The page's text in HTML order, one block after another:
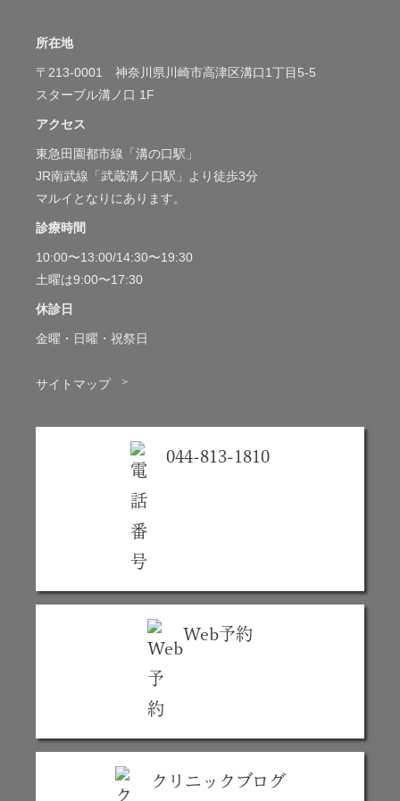
所在地
〒213-0001 神奈川県川崎市高津区溝口1丁目5-5
スターブル溝ノ口 1F
アクセス
東急田園都市線「溝の口駅」
JR南武線「武蔵溝ノ口駅」より徒歩3分
マルイとなりにあります。
診療時間
10:00〜13:00/14:30〜19:30
土曜は9:00〜17:30
休診日
金曜・日曜・祝祭日
サイトマップ ＞
044-813-1810
Web予約
クリニックブログ